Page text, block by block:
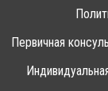
Первичная